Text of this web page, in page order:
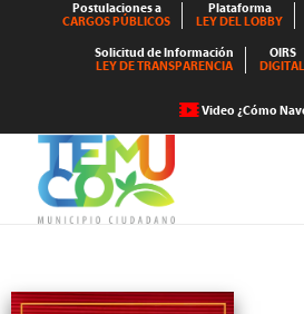
Postulaciones a
CARGOS PÚBLICOS
Plataforma
LEY DEL LOBBY
Solicitud de Información
LEY DE TRANSPARENCIA
OIRS
DIGITAL
Video ¿Cómo